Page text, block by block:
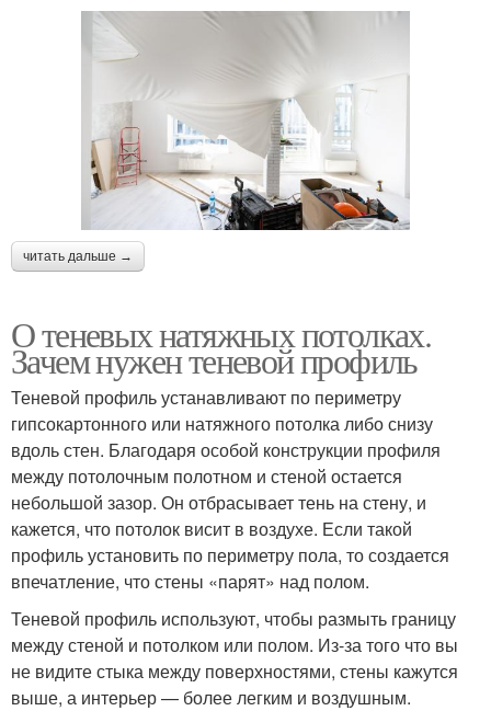
читать дальше →
О теневых натяжных потолках.
Зачем нужен теневой профиль
Теневой профиль устанавливают по периметру
гипсокартонного или натяжного потолка либо снизу
вдоль стен. Благодаря особой конструкции профиля
между потолочным полотном и стеной остается
небольшой зазор. Он отбрасывает тень на стену, и
кажется, что потолок висит в воздухе. Если такой
профиль установить по периметру пола, то создается
впечатление, что стены «парят» над полом.
Теневой профиль используют, чтобы размыть границу
между стеной и потолком или полом. Из-за того что вы
не видите стыка между поверхностями, стены кажутся
выше, а интерьер — более легким и воздушным.